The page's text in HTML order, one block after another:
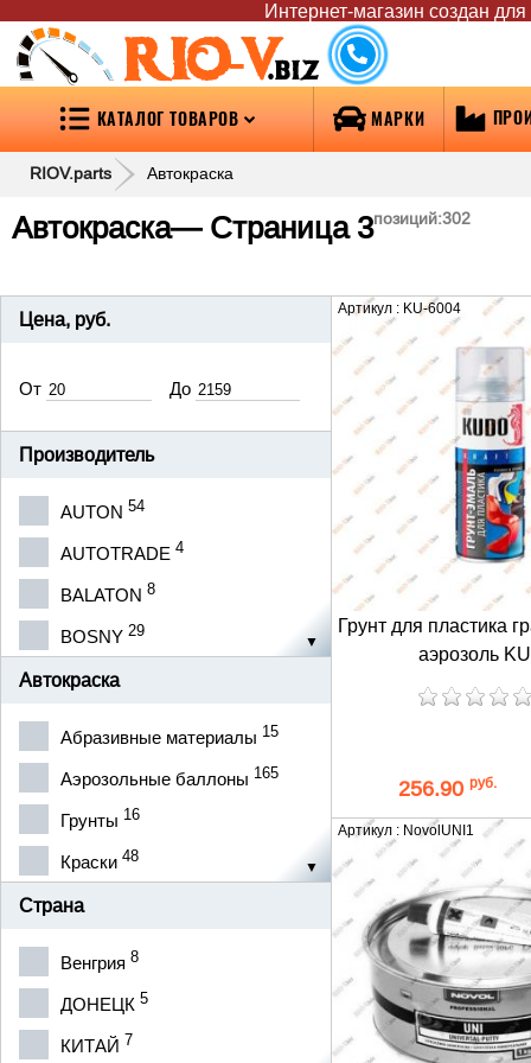
Интернет-магазин создан
RIO-V.biz
КАТАЛОГ ТОВАРОВ МАРКИ
RIOV.parts Автокраска
Автокраска— Страница 3позиций:302
Цена, руб.
От До
Производитель
AUTON 54
AUTOTRADE 4
BALATON 8
BOSNY 29
COLOMIX
SIA14
WINSO 7
АВТОТРЕЙД
ДК 2
Автокраска
Абразивные материалы 15
Аэрозольные баллоны 165
Грунты 16
Краски 48
Лаки
Страна
Венгрия 8
ДОНЕЦК 5
КИТАЙ 7
Артикул : KU-6004
Грунт для пластика
аэрозоль
256.90 руб.
Артикул : NovolUNI1